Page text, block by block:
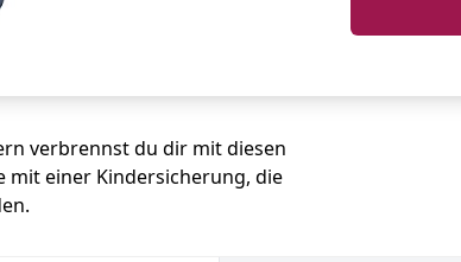
verbrennst du dir mit diesen
mit einer Kindersicherung, die